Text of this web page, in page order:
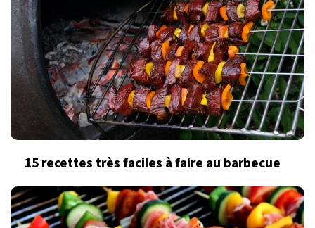
15 recettes très faciles à faire au barbecue